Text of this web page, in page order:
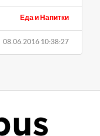
Еда и Напитки
08.06.2016 10:38:27